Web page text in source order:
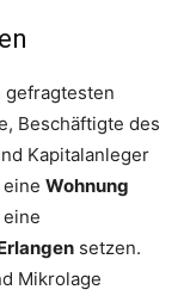
gefragtesten
Beschäftigte des
Kapitalanleger
Wohnung
setzen.
Mikrolage